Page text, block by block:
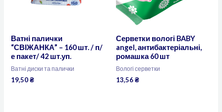
Ватні палички
“СВІЖАНКА” – 160 шт. / п/
е пакет/ 42 шт.уп.
Ватні диски та палички
19,50₴
Серветки вологі BABY
angel, антибактеріальні,
ромашка 60 шт
Вологі серветки
13,56₴